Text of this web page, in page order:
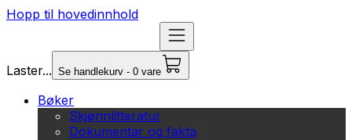
Hopp til hovedinnhold
Laster... Se handlekurv - 0 vare
Bøker
Skjønnlitteratur
Dokumentar og fakta